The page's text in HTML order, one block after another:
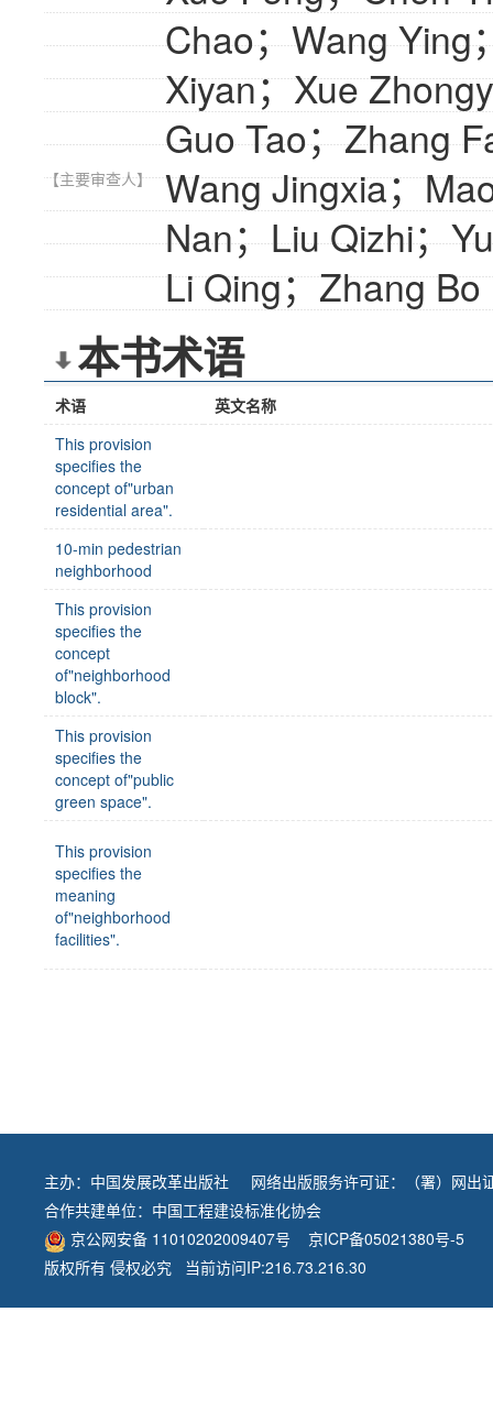
Chao；Wang Ying
Xiyan；Xue
Guo Tao；Zhang
【主要审查人】
Wang Jingxia；
Nan；Liu Qizhi；
Li Qing；Zhang Bo
本书术语
术语
英文名称
This provision
specifies the
concept of"urban
residential area".
10-min pedestrian
neighborhood
This provision
specifies the
concept
of"neighborhood
block".
This provision
specifies the
concept of"public
green space".
This provision
specifies the
meaning
of"neighborhood
facilities".
主办： 中国发展改革出版社
网络出版服务许可证：（署）网出
合作共建单位： 中国工程建设标准化协会
京公网安备 11010202009407号
京ICP备05021380号-5
版权所有 侵权必究 当前访问IP:216.73.216.30